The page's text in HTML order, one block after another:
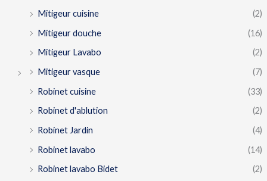
Mitigeur cuisine
(2)
Mitigeur douche
(16)
Mitigeur Lavabo
(2)
Mitigeur vasque
(7)
Robinet cuisine
(33)
Robinet d'ablution
(2)
Robinet Jardin
(4)
Robinet lavabo
(14)
Robinet lavabo Bidet
(2)